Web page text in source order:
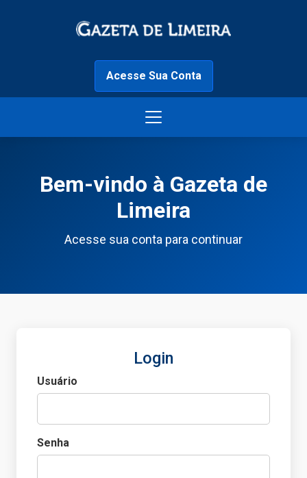
Acesse Sua Conta
Bem-vindo à Gazeta de
Limeira
Acesse sua conta para continuar
Login
Usuário
Senha